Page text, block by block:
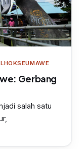
Gerbang
salah satu